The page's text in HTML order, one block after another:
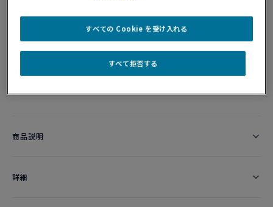
カスタマイズ
ショッピングバッグに追加
商品説明
詳細​
すべて拒否する
すべての Cookie を受け入れる